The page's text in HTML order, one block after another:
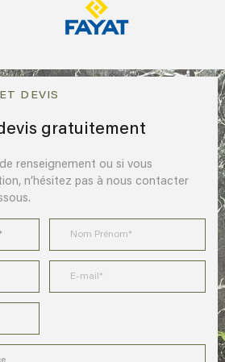
DEVIS
gratuitement
renseignement ou si vous
n’hésitez pas à nous contacter